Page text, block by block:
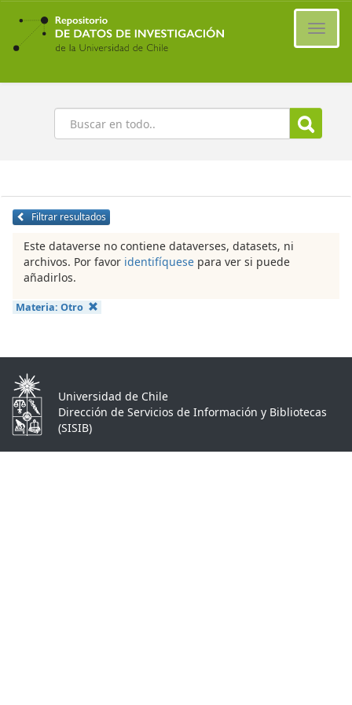
Ir
contenido
principal
Buscar
Filtrar resultados
Este dataverse no contiene dataverses, datasets, ni
archivos. Por favor identifíquese para ver si puede
añadirlos.
Materia: Otro
Universidad de Chile
Dirección de Servicios de Información y Bibliotecas
(SISIB)